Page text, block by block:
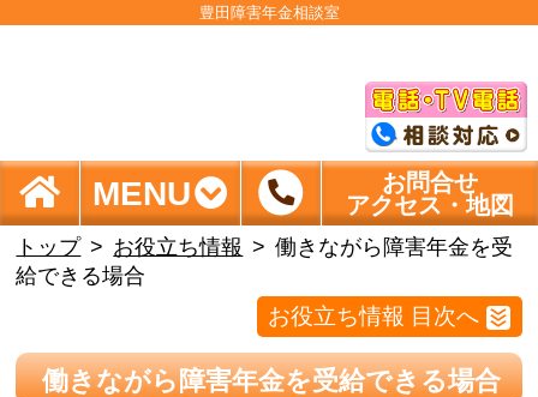
豊田障害年金相談室
MENU
お問合せ
アクセス・地図
トップ お役立ち情報
働きながら障害年金を受
給できる場合
お役立ち情報 目次へ
働きながら障害年金を受給できる場合